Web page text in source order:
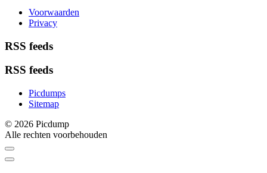
Voorwaarden
Privacy
RSS feeds
RSS feeds
Picdumps
Sitemap
© 2026 Picdump
Alle rechten voorbehouden